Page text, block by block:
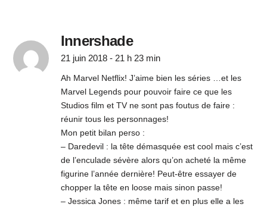
Innershade
21 juin 2018 - 21 h 23 min
Ah Marvel Netflix! J’aime bien les séries …et les
Marvel Legends pour pouvoir faire ce que les
Studios film et TV ne sont pas foutus de faire :
réunir tous les personnages!
Mon petit bilan perso :
– Daredevil : la tête démasquée est cool mais c’est
de l’enculade sévère alors qu’on acheté la même
figurine l’année dernière! Peut-être essayer de
chopper la tête en loose mais sinon passe!
– Jessica Jones : même tarif et en plus elle a les